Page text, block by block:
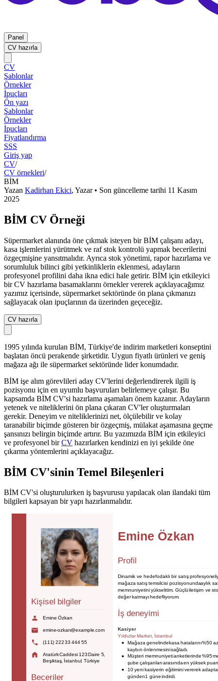
Panel
CV hazırla
CV
Şablonlar
Örnekler
İpuçları
Ön yazı
Şablonlar
Örnekler
İpuçları
Fiyatlandırma
SSS
Giriş yap
CV/
CV örnekleri/
BİM
Yazan Kadirhan Ekici, Yazar• Son güncelleme tarihi 11 Kasım
2025
BİM CV Örneği
Süpermarket alanında öne çıkmak isteyen bir BİM çalışanı adayı,
kasa işlemlerini yürütmek ve raf stok kontrolü yapmak becerilerini
özgeçmişine yansıtmalıdır. Ayrıca stok yönetimi, rapor hazırlama ve
sorumluluk bilinci gibi yetkinliklerin eklenmesi, adayların
profesyonel profilini daha ikna edici hale getirir. BİM için etkileyici
bir CV hazırlama basamaklarını örnekler vererek açıklayacağımız
yazımız içerisinde, süpermarket sektöründe ön plana çıkmanızı
sağlayacak olan ipuçlarının da üzerinden geçeceğiz.
CV hazırla
1995 yılında kurulan BİM, Türkiye'de indirim marketleri konseptini
başlatan öncü perakende şirketidir. Uygun fiyatlı ürünleri ve geniş
mağaza ağı ile süpermarket sektöründe lider konumdadır.
BİM işe alım görevlileri aday CV'lerini değerlendirerek ilgili iş
pozisyonu için en uyumlu başvuruları belirlemeye çalışır. Bu
kapsamda BİM CV'si hazırlama aşamaları önem kazanır. Adayların
yetenek ve niteliklerini ön plana çıkaran CV'ler oluşturmaları
gerekir. Deneyim ve niteliklerinizi net, ölçülebilir ve kolay
taranabilir biçimde gösteren bir özgeçmiş, mülakat aşamasına geçme
şansınızı belirgin biçimde artırır. Bu yazımızda BİM için etkileyici
ve profesyonel birCV hazırlarken kendinizi en iyi şekilde öne
çıkarma yöntemlerini açıklayacağız.
BİM CV'sinin Temel Bileşenleri
BİM CV'si oluşturulurken iş başvurusu yapılacak olan ilandaki tüm
bilgileri kapsayan bir yapı hazırlanmalıdır.